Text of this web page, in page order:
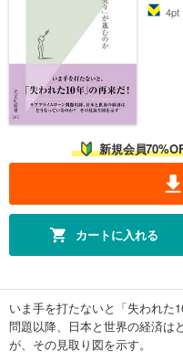
4pt
新規会員
カートに入れる
いま手を打たないと「失われ
問題以降、日本と世界の経済は
が、その見取り図を示す。